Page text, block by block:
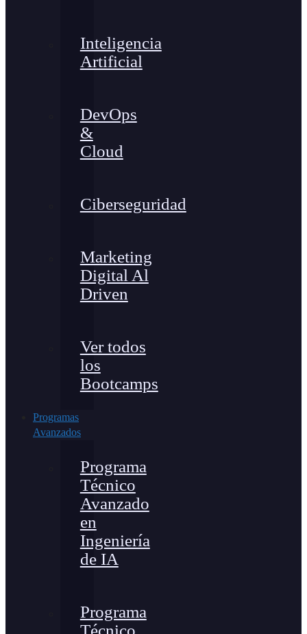
Inteligencia
Artificial
DevOps
&
Cloud
Ciberseguridad
Marketing
Digital Al
Driven
Ver todos
los
Bootcamps
Programas
Avanzados
Programa
Técnico
Avanzado
en
Ingeniería
de IA
Programa
Técnico